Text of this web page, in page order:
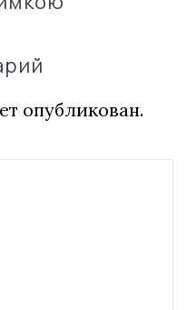
опубликован.